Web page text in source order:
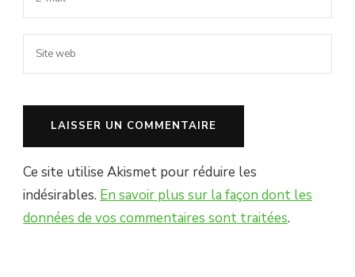
Ce site utilise Akismet pour réduire les
indésirables. En savoir plus sur la façon dont les
données de vos commentaires sont traitées.